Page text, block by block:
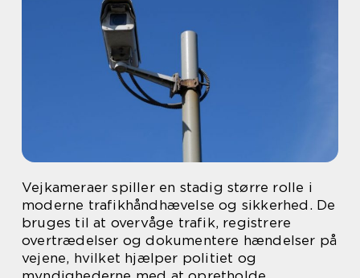
Vejkameraer spiller en stadig større rolle i
moderne trafikhåndhævelse og sikkerhed. De
bruges til at overvåge trafik, registrere
overtrædelser og dokumentere hændelser på
vejene, hvilket hjælper politiet og